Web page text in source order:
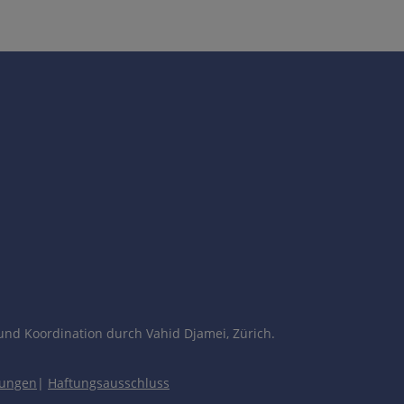
Koordination durch Vahid Djamei, Zürich.
| Haftungsausschluss